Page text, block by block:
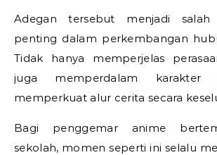
Adegan tersebut menjadi
penting dalam perkembangan
Tidak hanya memperjelas
juga memperdalam karakter
memperkuat alur cerita secara
Bagi penggemar anime
sekolah, momen seperti ini selalu